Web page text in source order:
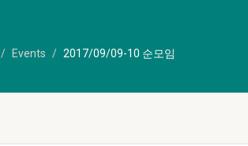
Events 2017/09/09-10 순모임